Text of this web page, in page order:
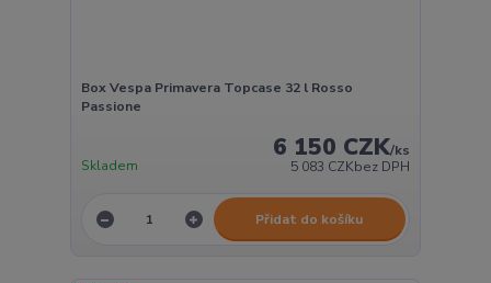
Box Vespa Primavera Topcase 32 l Rosso
Passione
6 150 CZK/ks
5 083 CZKbez DPH
Skladem
Přidat do košíku